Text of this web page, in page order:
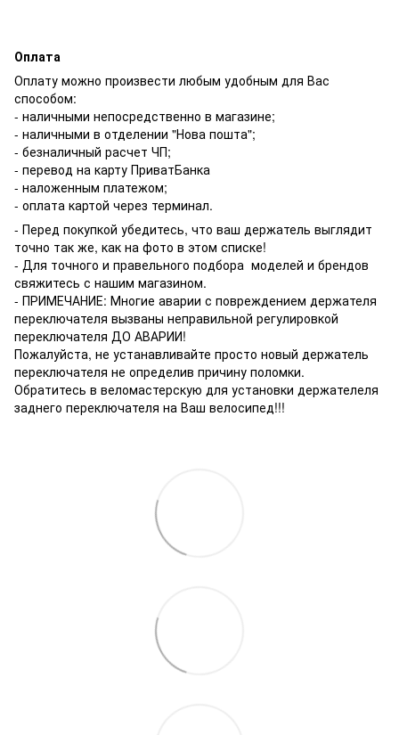
Оплата
Оплату можно произвести любым удобным для Вас
способом:
- наличными непосредственно в магазине;
- наличными в отделении "Нова пошта";
- безналичный расчет ЧП;
- перевод на карту ПриватБанка
- наложенным платежом;
- оплата картой через терминал.
- Перед покупкой убедитесь, что ваш держатель выглядит
точно так же, как на фото в этом списке!
- Для точного и правельного подбора моделей и брендов
свяжитесь с нашим магазином.
- ПРИМЕЧАНИЕ: Многие аварии с повреждением держателя
переключателя вызваны неправильной регулировкой
переключателя ДО АВАРИИ!
Пожалуйста, не устанавливайте просто новый держатель
переключателя не определив причину поломки.
Обратитесь в веломастерскую для установки держателеля
заднего переключателя на Ваш велосипед!!!